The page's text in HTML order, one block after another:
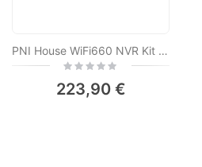
PNI House WiFi660 NVR Kit de vigilância por vídeo de 8 canais com 4 câmeras sem fio externas 3MP, P2P, IP66
Rating:
223,90 €